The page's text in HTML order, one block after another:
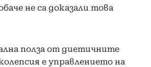
не са доказали това
полза от диетичните
е управлението на